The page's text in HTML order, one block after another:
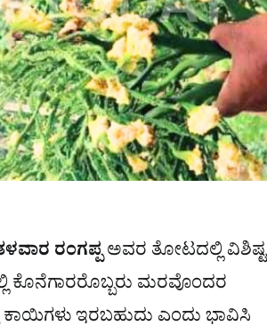
ರಂಗಪ್ಪಅವರ ತೋಟದಲ್ಲಿ ವಿಶಿಷ್ಟ
ಮರವೊಂದರ
ಇರಬಹುದು ಎಂದು ಭಾವಿಸಿ